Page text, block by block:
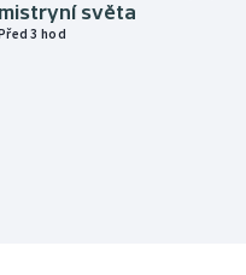
mistryní světa
3 hod